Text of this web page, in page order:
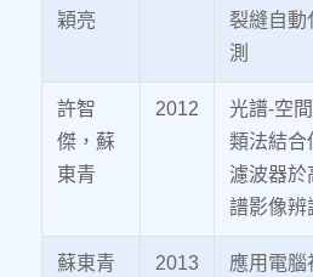
穎亮
裂縫自動
測
許智
傑，蘇
東青
2012
光譜-空
類法結合
濾波器於
譜影像辨
蘇東青
2013
應用電腦